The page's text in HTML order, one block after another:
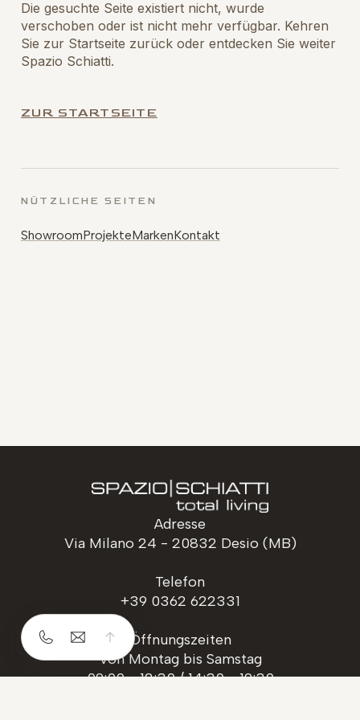
Die gesuchte Seite existiert nicht, wurde
verschoben oder ist nicht mehr verfügbar. Kehren
Sie zur Startseite zurück oder entdecken Sie weiter
Spazio Schiatti.
ZUR STARTSEITE
NÜTZLICHE SEITEN
ShowroomProjekteMarkenKontakt
Adresse
Via Milano 24 - 20832 Desio (MB)
Telefon
+39 0362 622331
Öffnungszeiten
Von Montag bis Samstag
09:00 - 12:30 / 14:30 - 19:30